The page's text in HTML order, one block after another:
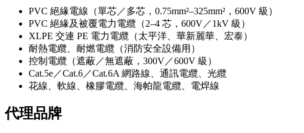
PVC 絕緣電線（單芯／多芯，0.75mm²–325mm²，600V 級）
PVC 絕緣及被覆電力電纜（2–4 芯，600V／1kV 級）
XLPE 交連 PE 電力電纜（太平洋、華新麗華、宏泰）
耐熱電纜、耐燃電纜（消防安全設備用）
控制電纜（遮蔽／無遮蔽，300V／600V 級）
Cat.5e／Cat.6／Cat.6A 網路線、通訊電纜、光纜
花線、軟線、橡膠電纜、海帕龍電纜、電焊線
代理品牌